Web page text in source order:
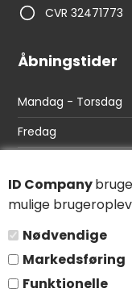
ID Company
mulige
Nødvendige
Markedsføring
Funktionelle
CVR 32471773
Åbningstider
Mandag - Torsdag
Fredag
Find vej
Salgs- og
Persondatapolitik